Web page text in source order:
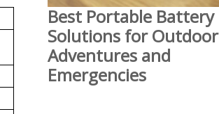
Best Portable Battery
Solutions for Outdoor
Adventures and
Emergencies